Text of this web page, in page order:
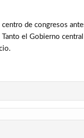
de congresos
el Gobierno